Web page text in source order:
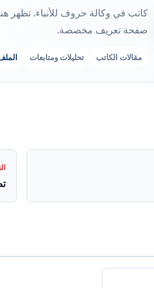
صفحة تعريف مخصصة.
مقالات الكاتب تحليلات ومتابعات